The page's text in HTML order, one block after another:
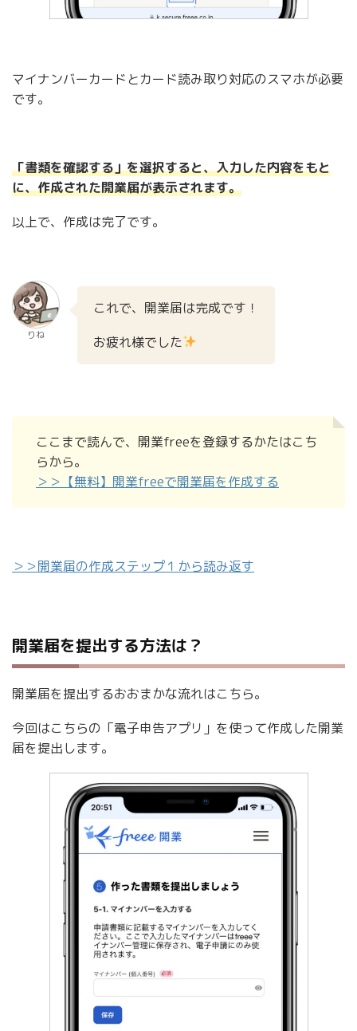
マイナンバーカードとカード読み取り対応のスマホが必要
です。
「書類を確認する」を選択すると、入力した内容をもと
に、作成された開業届が表示されます。
以上で、作成は完了です。
りね
これで、開業届は完成です！
お疲れ様でした
ここまで読んで、開業freeを登録するかたはこち
らから。
＞＞【無料】開業freeで開業届を作成する
＞＞開業届の作成ステップ１から読み返す
開業届を提出する方法は？
開業届を提出するおおまかな流れはこちら。
今回はこちらの「電子申告アプリ」を使って作成した開業
届を提出します。